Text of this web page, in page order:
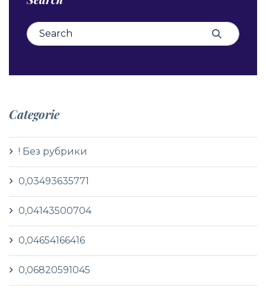
Search for: Search
Categorie
! Без рубрики
0,03493635771
0,04143500704
0,04654166416
0,06820591045